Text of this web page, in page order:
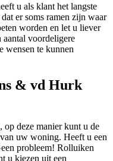
u als klant het langste
er soms ramen zijn waar
worden en let u liever
voordeligere
wensen te kunnen
& vd Hurk
op deze manier kunt u de
uw woning. Heeft u een
probleem! Rolluiken
u kiezen uit een